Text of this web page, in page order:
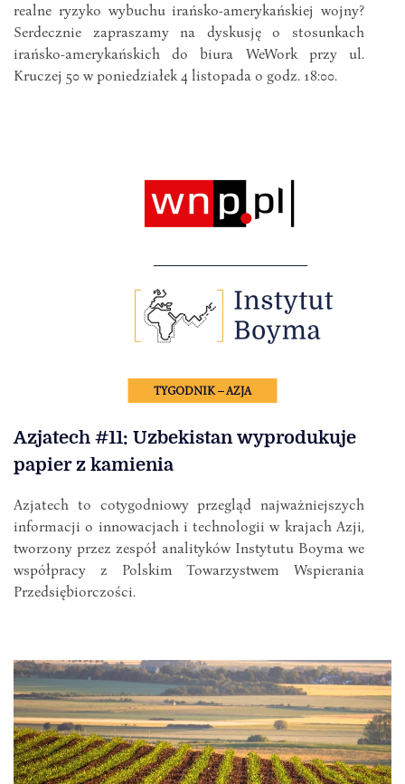
realne ryzyko wybuchu irańsko-amerykańskiej wojny?
Serdecznie zapraszamy na dyskusję o stosunkach
irańsko-amerykańskich do biura WeWork przy ul.
Kruczej 50 w poniedziałek 4 listopada o godz. 18:00.
TYGODNIK – AZJA
Azjatech #11: Uzbekistan wyprodukuje
papier z kamienia
Azjatech to cotygodniowy przegląd najważniejszych
informacji o innowacjach i technologii w krajach Azji,
tworzony przez zespół analityków Instytutu Boyma we
współpracy z Polskim Towarzystwem Wspierania
Przedsiębiorczości.